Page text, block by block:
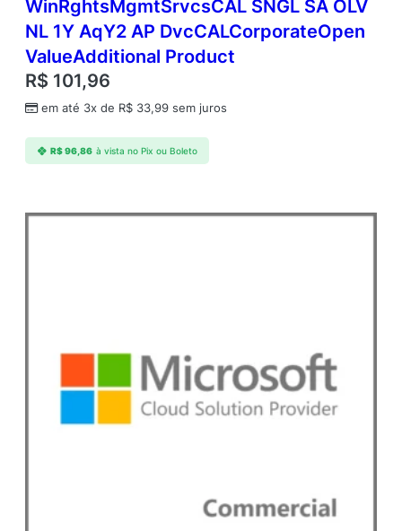
e
c
i
a
l
u
–
WinRghtsMgmtSrvcsCAL SNGL SA OLV
NL 1Y AqY2 AP DvcCALCorporateOpen
ValueAdditional Product
R$ 101,96
em até 3x de R$ 33,99 sem juros
R$96,86 à vista no Pix ou Boleto